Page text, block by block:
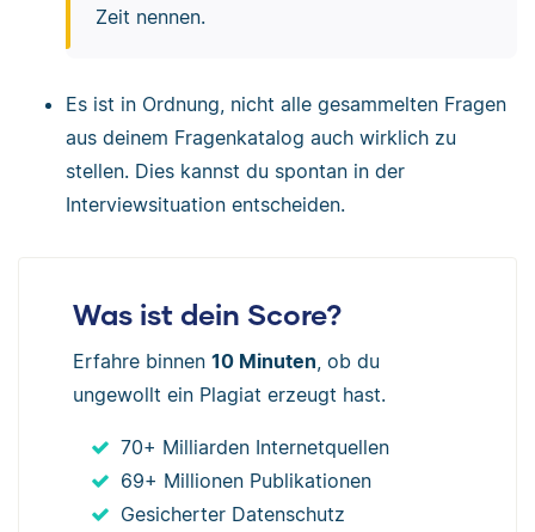
Magst du mir die letzte von dir
Kannst du mir ein Beispiel dafür
geben, wie du Jugendsprache im Alltag
verwendest?
Wie ging es nach der Situation, die du
Rücklenkung auf das Thema des
Interviews
Gerade sagtest Du XY. Jetzt habe ich
dich anders verstanden. Magst du mir
noch einmal erklären, wie du diesen
Punkt siehst?
Zeit nennen.
Es ist in Ordnung, nicht alle gesammelten Fragen
aus deinem Fragenkatalog auch wirklich zu
stellen. Dies kannst du spontan in der
Interviewsituation entscheiden.
Was ist dein Score?
Erfahre binnen 10 Minuten , ob du
ungewollt ein Plagiat erzeugt hast.
70+ Milliarden Internetquellen
69+ Millionen Publikationen
Gesicherter Datenschutz